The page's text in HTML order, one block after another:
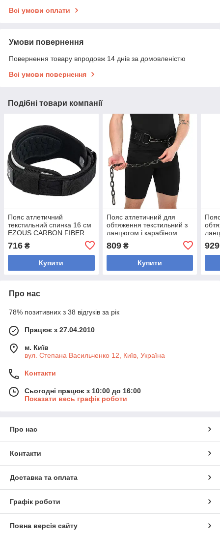
Всі умови оплати
Умови повернення
Повернення товару впродовж 14 днів за домовленістю
Всі умови повернення
Подібні товари компанії
Пояс атлетичний
текстильний спинка 16 см
EZOUS CARBON FIBER
BELT WITH WAIST PAD O-
08 (EVA, PL, PVC,
716 ₴
Купити
Пояс атлетичний для
обтяження текстильний з
ланцюгом і карабіном
спинка 16 см EZOUS DIP
BELT SOFT STRAP N-03
809₴
Купити
929
Про нас
78% позитивних з 38 відгуків за рік
Працює з 27.04.2010
м. Київ
вул. Степана Васильченко 12, Київ, Україна
Контакти
Сьогодні працює з 10:00 до 16:00
Показати весь графік роботи
Про нас
Контакти
Доставка та оплата
Графік роботи
Повна версія сайту